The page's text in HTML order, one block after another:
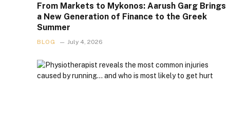
From Markets to Mykonos: Aarush Garg Brings
a New Generation of Finance to the Greek
Summer
BLOG July 4, 2026